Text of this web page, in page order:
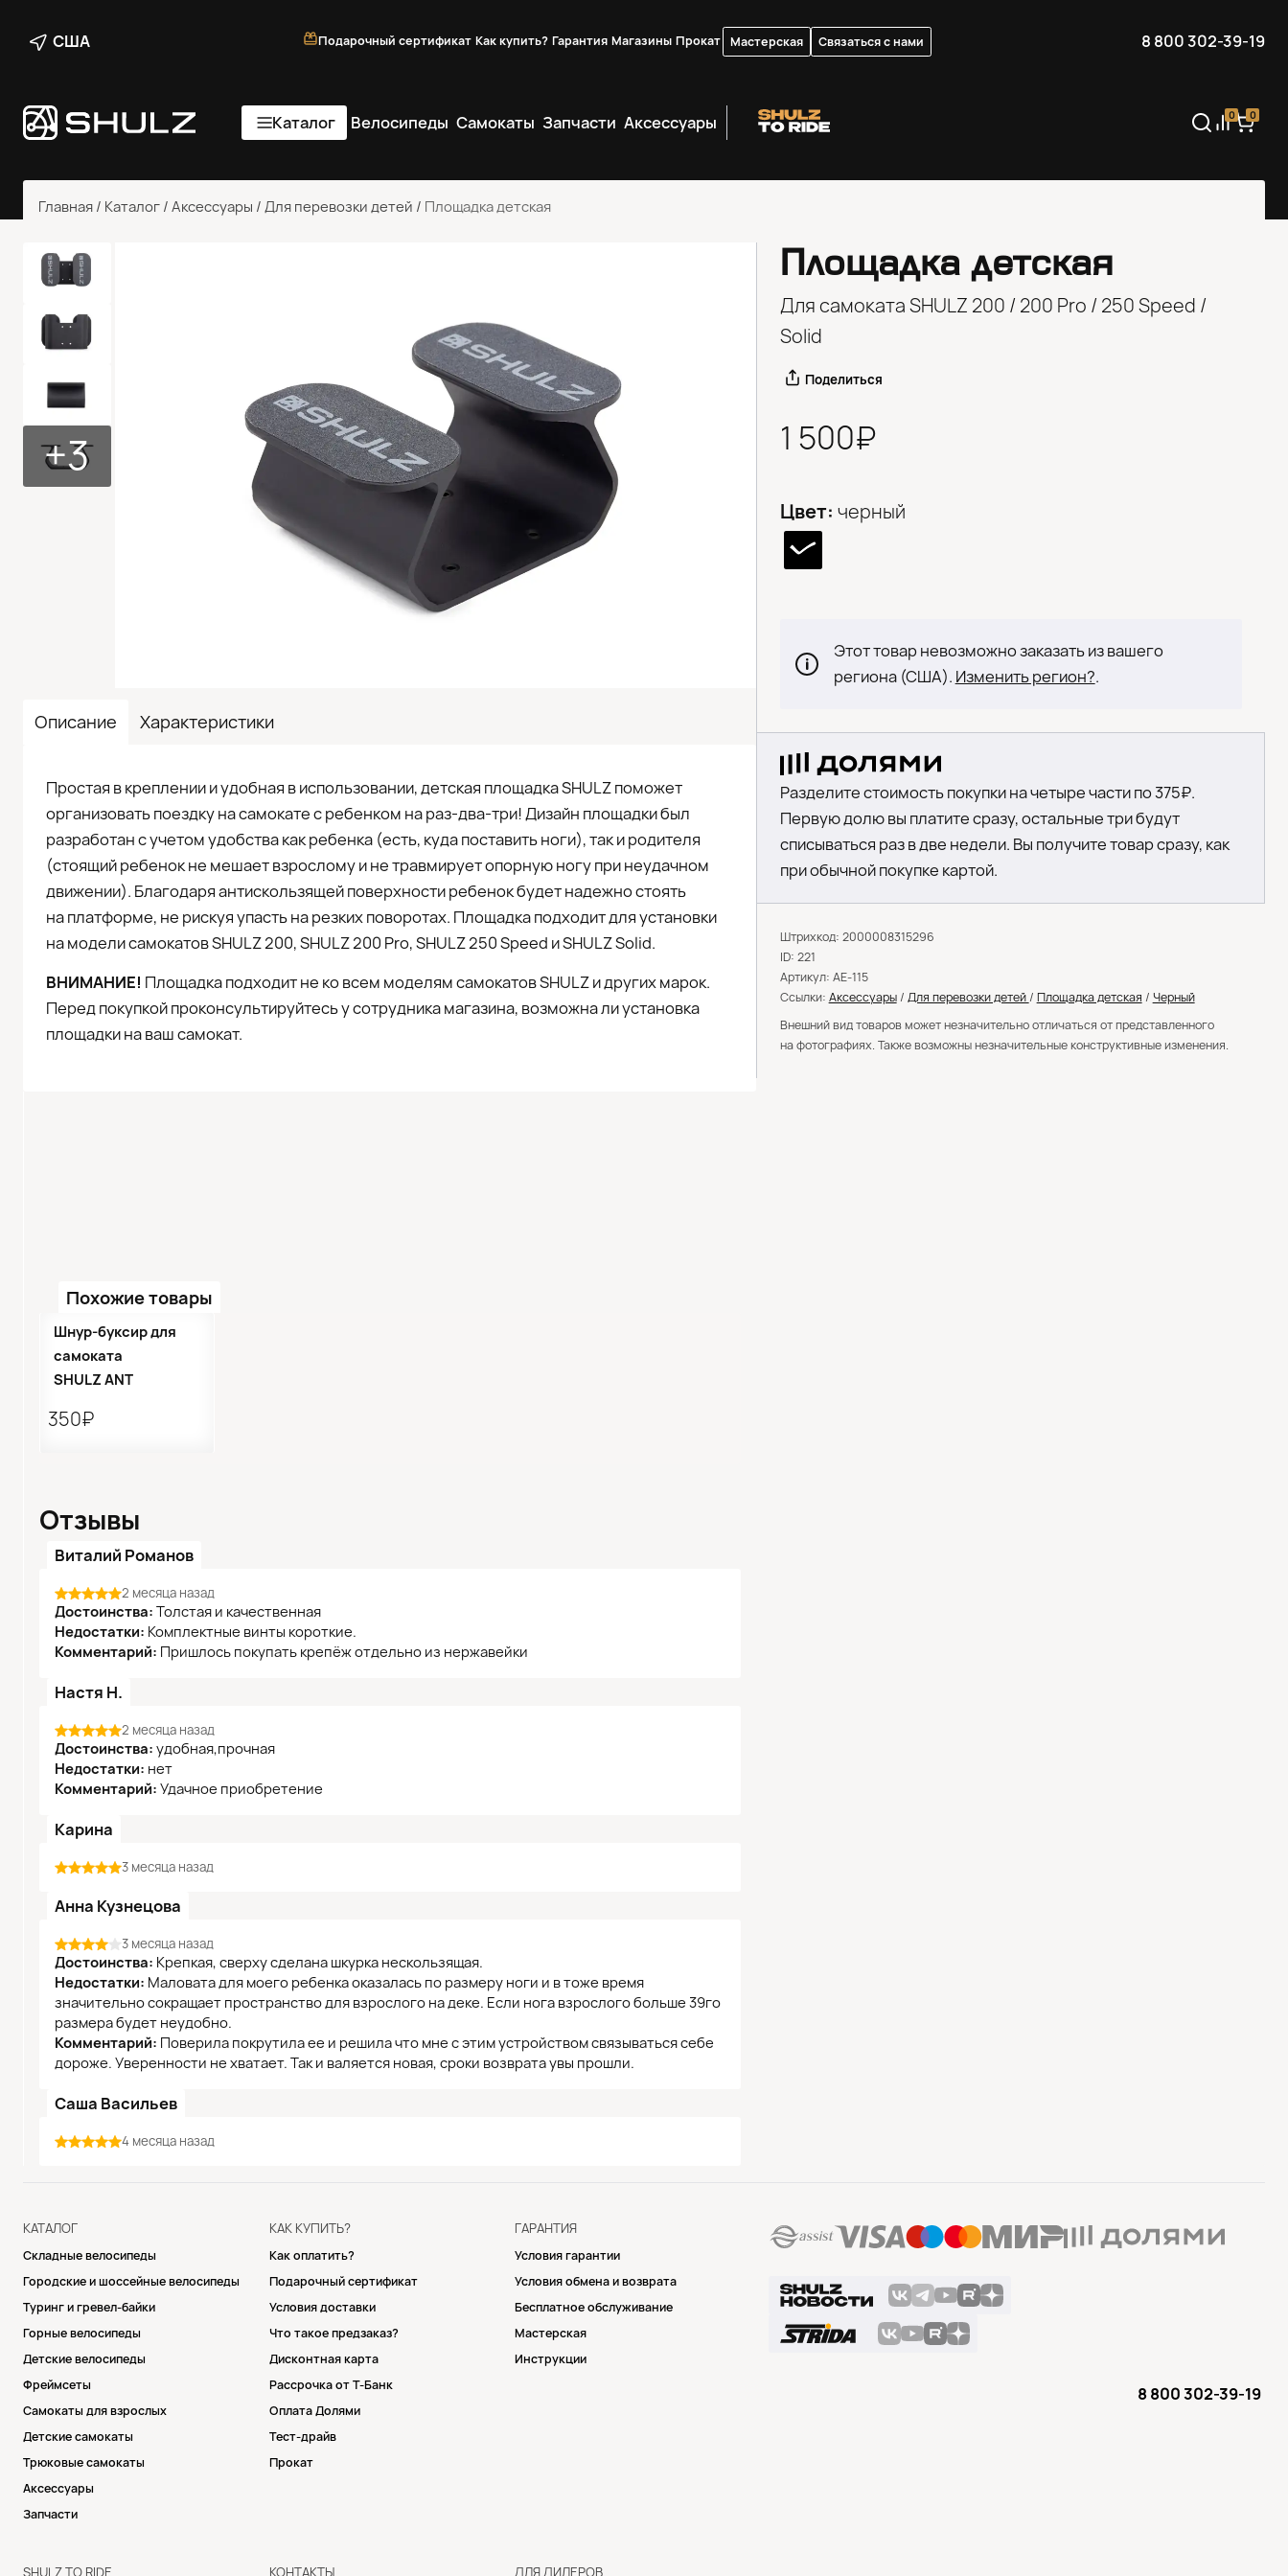
США Подарочный сертификат Как купить? Гарантия Магазины Прокат Мастерская Связаться с нами 8 800 302-39-19
Каталог Велосипеды Самокаты Запчасти Аксессуары 0 0
Главная / Каталог / Аксессуары / Для перевозки детей / Площадка детская
+3
Описание Характеристики
Простая в креплении и удобная в использовании, детская площадка SHULZ поможет
организовать поездку на самокате с ребенком на раз-два-три! Дизайн площадки был
разработан с учетом удобства как ребенка (есть, куда поставить ноги), так и родителя
(стоящий ребенок не мешает взрослому и не травмирует опорную ногу при неудачном
движении). Благодаря антискользящей поверхности ребенок будет надежно стоять
на платформе, не рискуя упасть на резких поворотах. Площадка подходит для установки
на модели самокатов SHULZ 200, SHULZ 200 Pro, SHULZ 250 Speed и SHULZ Solid.
ВНИМАНИЕ! Площадка подходит не ко всем моделям самокатов SHULZ и других марок.
Перед покупкой проконсультируйтесь у сотрудника магазина, возможна ли установка
площадки на ваш самокат.
Похожие товары
Шнур-буксир для
самоката
SHULZ ANT
350₽
Отзывы
Виталий Романов
2 месяца назад
Достоинства: Толстая и качественная
Недостатки: Комплектные винты короткие.
Комментарий: Пришлось покупать крепёж отдельно из нержавейки
Настя Н.
2 месяца назад
Достоинства: удобная,прочная
Недостатки: нет
Комментарий: Удачное приобретение
Карина
3 месяца назад
Анна Кузнецова
3 месяца назад
Достоинства: Крепкая, сверху сделана шкурка нескользящая.
Недостатки: Маловата для моего ребенка оказалась по размеру ноги и в тоже время
значительно сокращает пространство для взрослого на деке. Если нога взрослого больше 39го
размера будет неудобно.
Комментарий: Поверила покрутила ее и решила что мне с этим устройством связываться себе
дороже. Уверенности не хватает. Так и валяется новая, сроки возврата увы прошли.
Саша Васильев
4 месяца назад
Площадка детская
Для самоката SHULZ 200 / 200 Pro / 250 Speed /
Solid
Поделиться
1 500₽
Цвет: черный
Этот товар невозможно заказать из вашего
региона (США). Изменить регион?.
Разделите стоимость покупки на четыре части по 375₽.
Первую долю вы платите сразу, остальные три будут
списываться раз в две недели. Вы получите товар сразу, как
при обычной покупке картой.
Штрихкод: 2000008315296
ID: 221
Артикул: AE-115
Ссылки: Аксессуары/ Для перевозки детей / Площадка детская / Черный
Внешний вид товаров может незначительно отличаться от представленного
на фотографиях. Также возможны незначительные конструктивные изменения.
КАТАЛОГ
Складные велосипеды
Городские и шоссейные велосипеды
Туринг и гревел-байки
Горные велосипеды
Детские велосипеды
Фреймсеты
Самокаты для взрослых
Детские самокаты
Трюковые самокаты
Аксессуары
Запчасти
КАК КУПИТЬ?
Как оплатить?
Подарочный сертификат
Условия доставки
Что такое предзаказ?
Дисконтная карта
Рассрочка от Т-Банк
Оплата Долями
Тест-драйв
Прокат
ГАРАНТИЯ
Условия гарантии
Условия обмена и возврата
Бесплатное обслуживание
Мастерская
Инструкции
SHULZ TO RIDE КОНТАКТЫ ДЛЯ ДИЛЕРОВ
8 800 302-39-19